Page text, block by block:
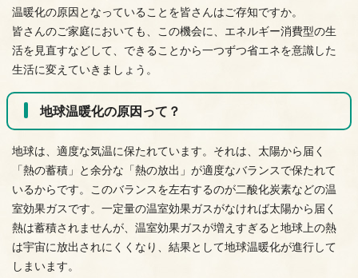
温暖化の原因となっていることを皆さんはご存知ですか。
皆さんのご家庭においても、この機会に、エネルギー消費型の生
活を見直すなどして、できることから一つずつ省エネを意識した
生活に変えていきましょう。
地球温暖化の原因って？
地球は、適度な気温に保たれています。それは、太陽から届く
「熱の蓄積」と余分な「熱の放出」が適度なバランスで保たれて
いるからです。このバランスを左右するのが二酸化炭素などの温
室効果ガスです。一定量の温室効果ガスがなければ太陽から届く
熱は蓄積されませんが、温室効果ガスが増えすぎると地球上の熱
は宇宙に放出されにくくなり、結果として地球温暖化が進行して
しまいます。